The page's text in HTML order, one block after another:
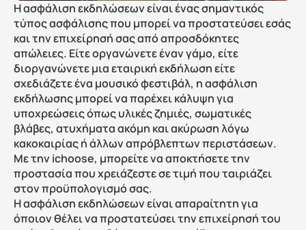
Η ασφάλιση εκδηλώσεων είναι ένας σημαντικός
τύπος ασφάλισης που μπορεί να προστατεύσει εσάς
και την επιχείρησή σας από απροσδόκητες
απώλειες. Είτε οργανώνετε έναν γάμο, είτε
διοργανώνετε μια εταιρική εκδήλωση είτε
σχεδιάζετε ένα μουσικό φεστιβάλ, η ασφάλιση
εκδήλωσης μπορεί να παρέχει κάλυψη για
υποχρεώσεις όπως υλικές ζημιές, σωματικές
βλάβες, ατυχήματα ακόμη και ακύρωση λόγω
κακοκαιρίας ή άλλων απρόβλεπτων περιστάσεων.
Με την ichoose, μπορείτε να αποκτήσετε την
προστασία που χρειάζεστε σε τιμή που ταιριάζει
στον προϋπολογισμό σας.
Η ασφάλιση εκδηλώσεων είναι απαραίτητη για
όποιον θέλει να προστατεύσει την επιχείρησή του